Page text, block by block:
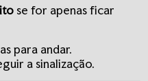
se for apenas ficar
para andar.
a sinalização.